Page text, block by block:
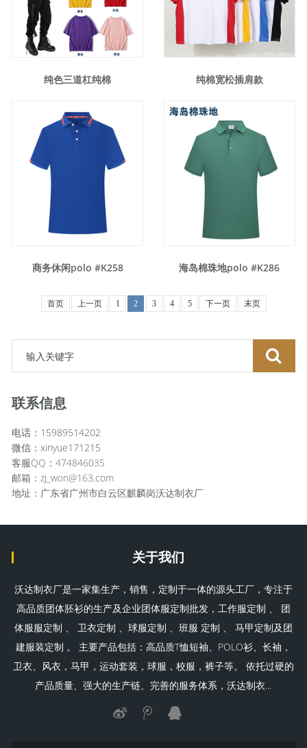
纯色三道杠纯棉 纯棉宽松插肩款
商务休闲polo #K258 海岛棉珠地polo #K286
首页 上一页 1 2 3 4 5 下一页 末页
联系信息
电话：15989514202
微信：xinyue171215
客服QQ：474846035
邮箱：zj_won@163.com
地址：广东省广州市白云区麒麟岗沃达制衣厂
关于我们
沃达制衣厂是一家集生产，销售，定制于一体的源头工厂，专注于
高品质团体胚衫的生产及企业团体服定制批发，工作服定制 、 团
体服服定制 、 卫衣定制 、球服定制 、班服 定制 、 马甲定制及团
建服装定制 。 主要产品包括：高品质T恤短袖、POLO衫、长袖，
卫衣、风衣，马甲，运动套装，球服，校服，裤子等。 依托过硬的
产品质量、强大的生产链、完善的服务体系，沃达制衣...